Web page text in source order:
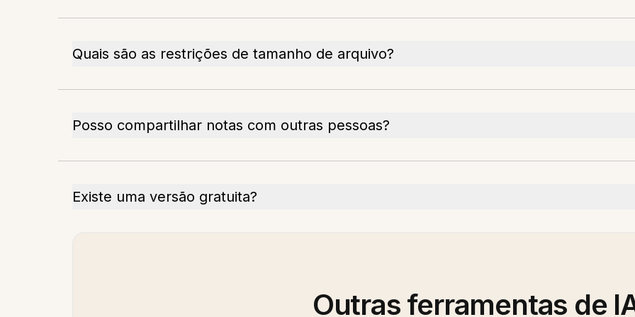
Quais são as restrições de tamanho de arquivo?
Posso compartilhar notas com outras pessoas?
Existe uma versão gratuita?
Outras ferramentas de